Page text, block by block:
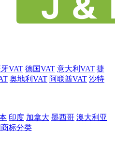
VAT 德国VAT 意大利VAT 捷
奥地利VAT 阿联酋VAT 沙特
印度 加拿大 墨西哥 澳大利亚
标分类